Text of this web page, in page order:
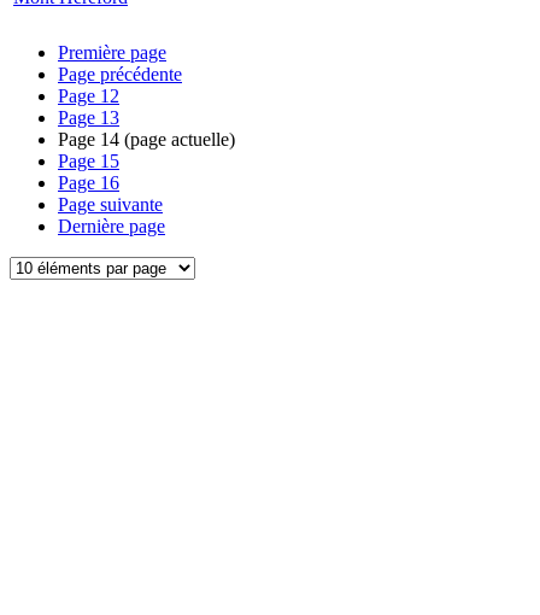
Première page
Page précédente
Page 12
Page 13
Page 14 (page actuelle)
Page 15
Page 16
Page suivante
Dernière page